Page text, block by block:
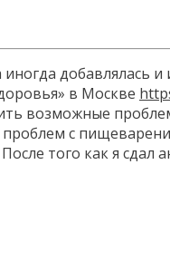
добавлялась
в Москве
возможные
с
того как я